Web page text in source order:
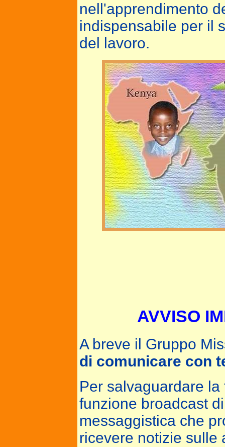
nell'apprendimento
indispensabile per il
del lavoro.
AVVISO
A breve il Gruppo
di comunicare con
Per salvaguardare
funzione broadcast
messaggistica che
ricevere notizie sulle